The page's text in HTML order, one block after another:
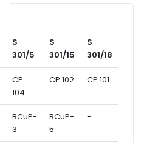
S
301/5
S
301/15
S
301/18
CP
104
CP 102 CP 101
BCuP-
3
BCuP-
5
-